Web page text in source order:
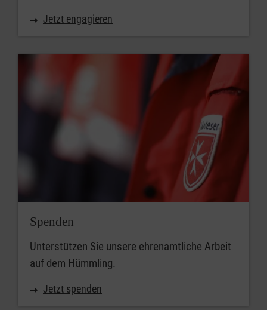
Jetzt engagieren
Spenden
Unterstützen Sie unsere ehrenamtliche Arbeit
auf dem Hümmling.
Jetzt spenden